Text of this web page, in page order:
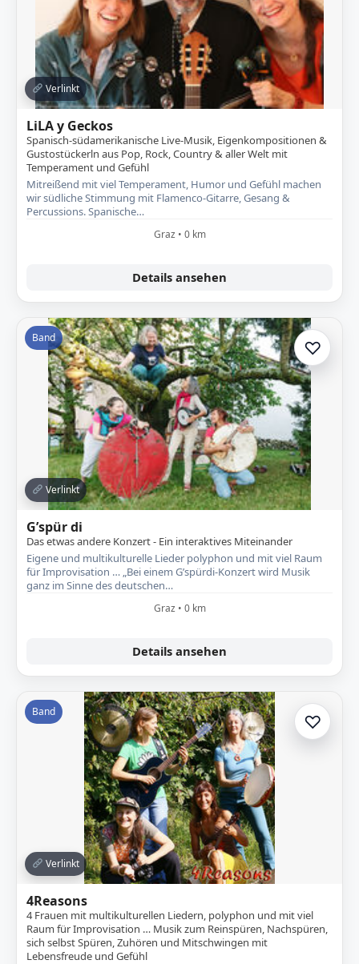
Verlinkt
LiLA y Geckos
Spanisch-südamerikanische Live-Musik, Eigenkompositionen &
Gustostückerln aus Pop, Rock, Country & aller Welt mit
Temperament und Gefühl
Mitreißend mit viel Temperament, Humor und Gefühl machen
wir südliche Stimmung mit Flamenco-Gitarre, Gesang &
Percussions. Spanische…
Graz • 0 km
Details ansehen
Band
Verlinkt
♡Zur
G’spür di
Das etwas andere Konzert - Ein interaktives Miteinander
Eigene und multikulturelle Lieder polyphon und mit viel Raum
für Improvisation … „Bei einem G’spürdi-Konzert wird Musik
ganz im Sinne des deutschen…
Graz • 0 km
Details ansehen
Band
Verlinkt
♡Zur
4Reasons
4 Frauen mit multikulturellen Liedern, polyphon und mit viel
Raum für Improvisation … Musik zum Reinspüren, Nachspüren,
sich selbst Spüren, Zuhören und Mitschwingen mit
Lebensfreude und Gefühl